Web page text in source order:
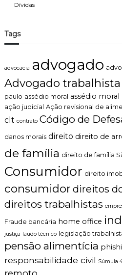
e
?
Dívidas
Tags
advocacia advogado
Advogado trabalhista
paulo assédio moral assédio
ação judicial Ação revisional de
clt contrato Código de
danos morais direito direito de
de família direito de família
Consumidor direito
consumidor direitos
direitos trabalhistas
Fraude bancária home office
justiça laudo técnico legislação
pensão alimentícia
responsabilidade civil Súmula